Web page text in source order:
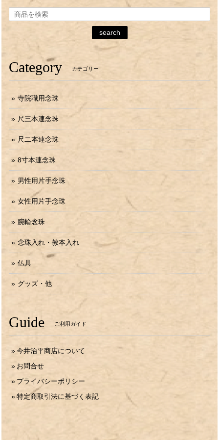
search
Category カテゴリー
寺院職用念珠
尺三本連念珠
尺二本連念珠
8寸本連念珠
男性用片手念珠
女性用片手念珠
腕輪念珠
念珠入れ・教本入れ
仏具
グッズ・他
Guide ご利用ガイド
今井治平商店について
お問合せ
プライバシーポリシー
特定商取引法に基づく表記